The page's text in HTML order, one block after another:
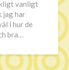
vanligt
jag har
i hur de
bra…